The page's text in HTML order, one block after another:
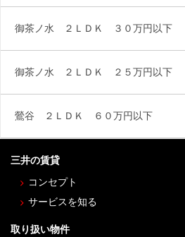
御茶ノ水 ２ＬＤＫ ３０万円以下
御茶ノ水 ２ＬＤＫ ２５万円以下
鶯谷 ２ＬＤＫ ６０万円以下
三井の賃貸
コンセプト
サービスを知る
取り扱い物件